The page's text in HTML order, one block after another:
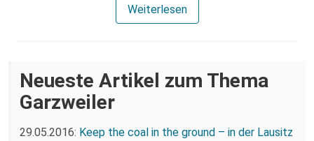
Weiterlesen
Neueste Artikel zum Thema
Garzweiler
29.05.2016: Keep the coal in the ground – in der Lausitz